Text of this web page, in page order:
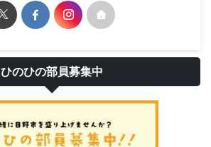
ひのひの部員募集中